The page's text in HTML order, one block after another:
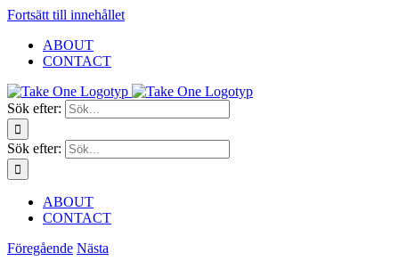
Fortsätt till innehållet
ABOUT
CONTACT
Sök efter:
Sök efter:
ABOUT
CONTACT
Föregående Nästa